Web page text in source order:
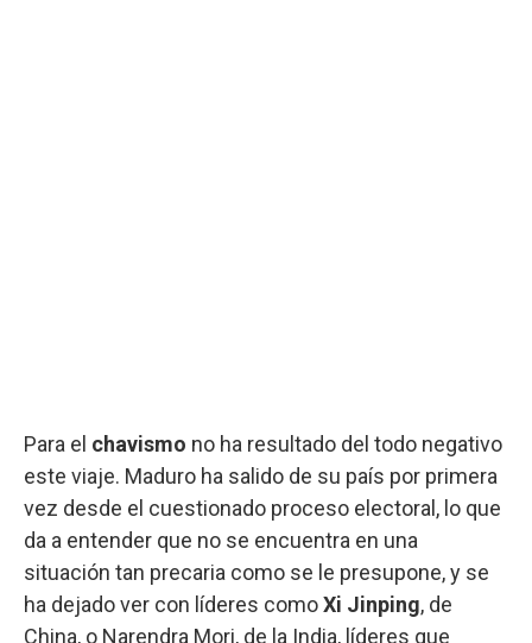
Para el chavismo no ha resultado del todo negativo
este viaje. Maduro ha salido de su país por primera
vez desde el cuestionado proceso electoral, lo que
da a entender que no se encuentra en una
situación tan precaria como se le presupone, y se
ha dejado ver con líderes comoXi Jinping, de
China, o Narendra Mori, de la India, líderes que